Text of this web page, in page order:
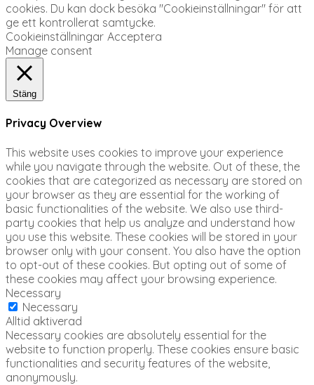
cookies. Du kan dock besöka "Cookieinställningar" för att
ge ett kontrollerat samtycke.
Cookieinställningar Acceptera
Manage consent
Stäng
Privacy Overview
This website uses cookies to improve your experience
while you navigate through the website. Out of these, the
cookies that are categorized as necessary are stored on
your browser as they are essential for the working of
basic functionalities of the website. We also use third-
party cookies that help us analyze and understand how
you use this website. These cookies will be stored in your
browser only with your consent. You also have the option
to opt-out of these cookies. But opting out of some of
these cookies may affect your browsing experience.
Necessary
Necessary
Alltid aktiverad
Necessary cookies are absolutely essential for the
website to function properly. These cookies ensure basic
functionalities and security features of the website,
anonymously.